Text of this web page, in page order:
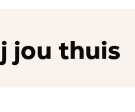
jou thuis